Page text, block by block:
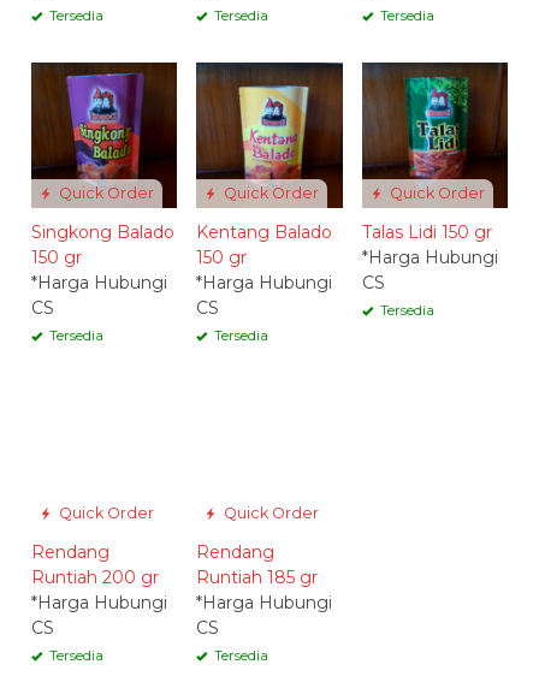
Tersedia Tersedia Tersedia
Quick Order
Singkong Balado
150 gr
*Harga Hubungi
CS
Tersedia
Quick Order
Kentang Balado
150 gr
*Harga Hubungi
CS
Tersedia
Quick Order
Talas Lidi 150 gr
*Harga Hubungi
CS
Tersedia
Quick Order
Rendang
Runtiah 200 gr
*Harga Hubungi
CS
Tersedia
Quick Order
Rendang
Runtiah 185 gr
*Harga Hubungi
CS
Tersedia